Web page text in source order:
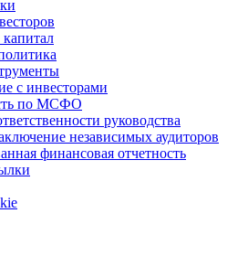
с инвеcторами
по МСФО
руководства
независимых аудиторов
финансовая отчетность